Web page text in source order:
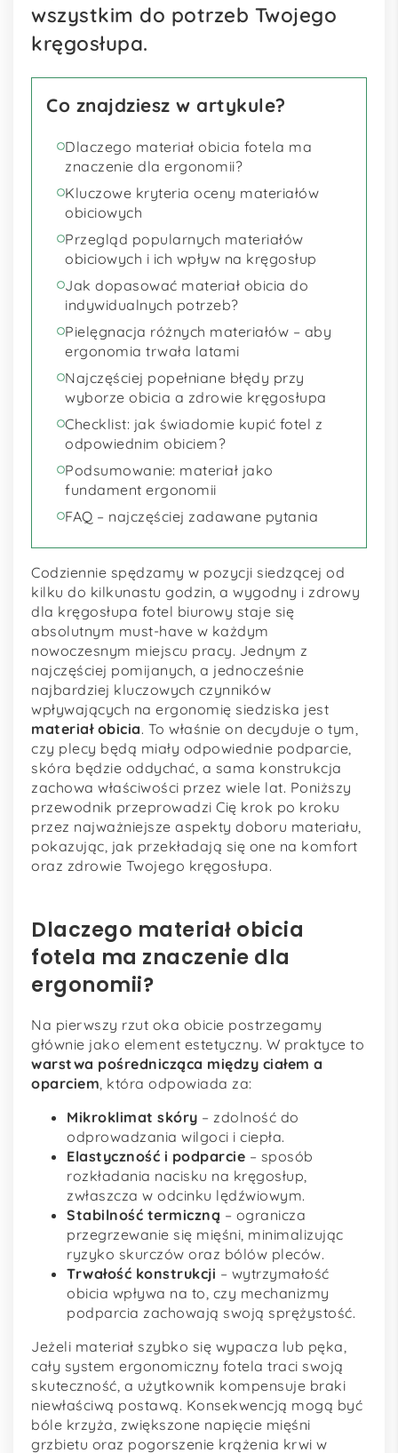
wszystkim do potrzeb Twojego
kręgosłupa.
Co znajdziesz w artykule?
Dlaczego materiał obicia fotela ma
znaczenie dla ergonomii?
Kluczowe kryteria oceny materiałów
obiciowych
Przegląd popularnych materiałów
obiciowych i ich wpływ na kręgosłup
Jak dopasować materiał obicia do
indywidualnych potrzeb?
Pielęgnacja różnych materiałów – aby
ergonomia trwała latami
Najczęściej popełniane błędy przy
wyborze obicia a zdrowie kręgosłupa
Checklist: jak świadomie kupić fotel z
odpowiednim obiciem?
Podsumowanie: materiał jako
fundament ergonomii
FAQ – najczęściej zadawane pytania
Codziennie spędzamy w pozycji siedzącej od
kilku do kilkunastu godzin, a wygodny i zdrowy
dla kręgosłupa fotel biurowy staje się
absolutnym must-have w każdym
nowoczesnym miejscu pracy. Jednym z
najczęściej pomijanych, a jednocześnie
najbardziej kluczowych czynników
wpływających na ergonomię siedziska jest
materiał obicia. To właśnie on decyduje o tym,
czy plecy będą miały odpowiednie podparcie,
skóra będzie oddychać, a sama konstrukcja
zachowa właściwości przez wiele lat. Poniższy
przewodnik przeprowadzi Cię krok po kroku
przez najważniejsze aspekty doboru materiału,
pokazując, jak przekładają się one na komfort
oraz zdrowie Twojego kręgosłupa.
Dlaczego materiał obicia
fotela ma znaczenie dla
ergonomii?
Na pierwszy rzut oka obicie postrzegamy
głównie jako element estetyczny. W praktyce to
warstwa pośrednicząca między ciałem a
oparciem, która odpowiada za:
Mikroklimat skóry – zdolność do
odprowadzania wilgoci i ciepła.
Elastyczność i podparcie – sposób
rozkładania nacisku na kręgosłup,
zwłaszcza w odcinku lędźwiowym.
Stabilność termiczną – ogranicza
przegrzewanie się mięśni, minimalizując
ryzyko skurczów oraz bólów pleców.
Trwałość konstrukcji – wytrzymałość
obicia wpływa na to, czy mechanizmy
podparcia zachowają swoją sprężystość.
Jeżeli materiał szybko się wypacza lub pęka,
cały system ergonomiczny fotela traci swoją
skuteczność, a użytkownik kompensuje braki
niewłaściwą postawą. Konsekwencją mogą być
bóle krzyża, zwiększone napięcie mięśni
grzbietu oraz pogorszenie krążenia krwi w